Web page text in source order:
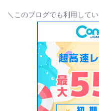
＼このブログでも利用して